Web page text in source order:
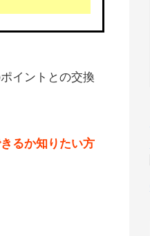
イントとの交換
るか知りたい方